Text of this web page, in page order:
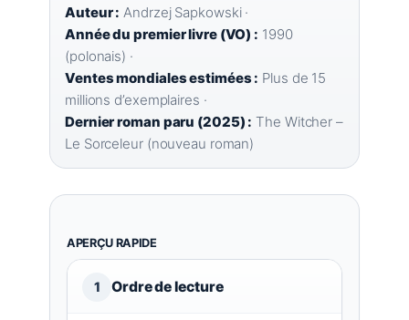
Auteur : Andrzej Sapkowski ·
Année du premier livre (VO) : 1990
(polonais) ·
Ventes mondiales estimées : Plus de 15
millions d’exemplaires ·
Dernier roman paru (2025) : The Witcher –
Le Sorceleur (nouveau roman)
APERÇU RAPIDE
1 Ordre de lecture